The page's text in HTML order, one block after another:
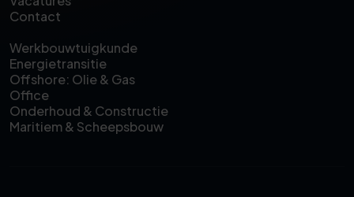
Contact
Werkbouwtuigkunde
Energietransitie
Offshore: Olie & Gas
Office
Onderhoud & Constructie
Maritiem & Scheepsbouw